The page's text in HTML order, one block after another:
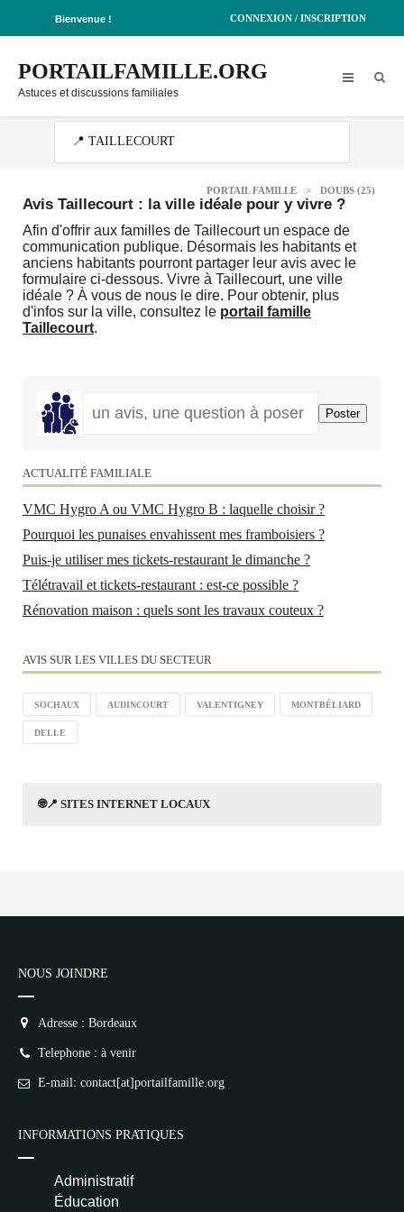
Bienvenue ! CONNEXION / INSCRIPTION
PORTAILFAMILLE.ORG
Astuces et discussions familiales
PORTAIL FAMILLE > DOUBS (25)
Avis Taillecourt : la ville idéale pour y vivre ?
Afin d'offrir aux familles de Taillecourt un espace de
communication publique. Désormais les habitants et
anciens habitants pourront partager leur avis avec le
formulaire ci-dessous. Vivre à Taillecourt, une ville
idéale ? À vous de nous le dire. Pour obtenir, plus
d'infos sur la ville, consultez le portail famille
Taillecourt.
ACTUALITÉ FAMILIALE
VMC Hygro A ou VMC Hygro B : laquelle choisir ?
Pourquoi les punaises envahissent mes framboisiers ?
Puis-je utiliser mes tickets-restaurant le dimanche ?
Télétravail et tickets-restaurant : est-ce possible ?
Rénovation maison : quels sont les travaux couteux ?
AVIS SUR LES VILLES DU SECTEUR
SOCHAUX AUDINCOURT VALENTIGNEY MONTBÉLIARD
DELLE
🌐📍 SITES INTERNET LOCAUX
NOUS JOINDRE
Adresse : Bordeaux
Telephone : à venir
E-mail: contact[at]portailfamille.org
INFORMATIONS PRATIQUES
Administratif
Éducation